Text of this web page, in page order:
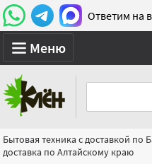
Ответим на
Меню
Бытовая техника с доставкой по
доставка по Алтайскому краю